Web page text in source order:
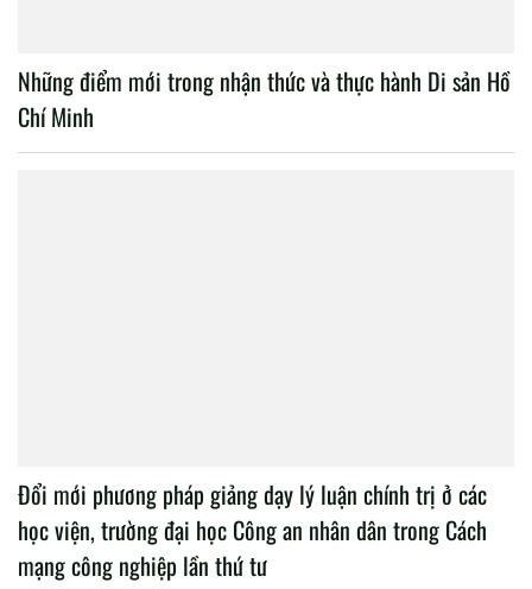
Những điểm mới trong nhận thức và thực hành Di sản Hồ
Chí Minh
Đổi mới phương pháp giảng dạy lý luận chính trị ở các
học viện, trường đại học Công an nhân dân trong Cách
mạng công nghiệp lần thứ tư